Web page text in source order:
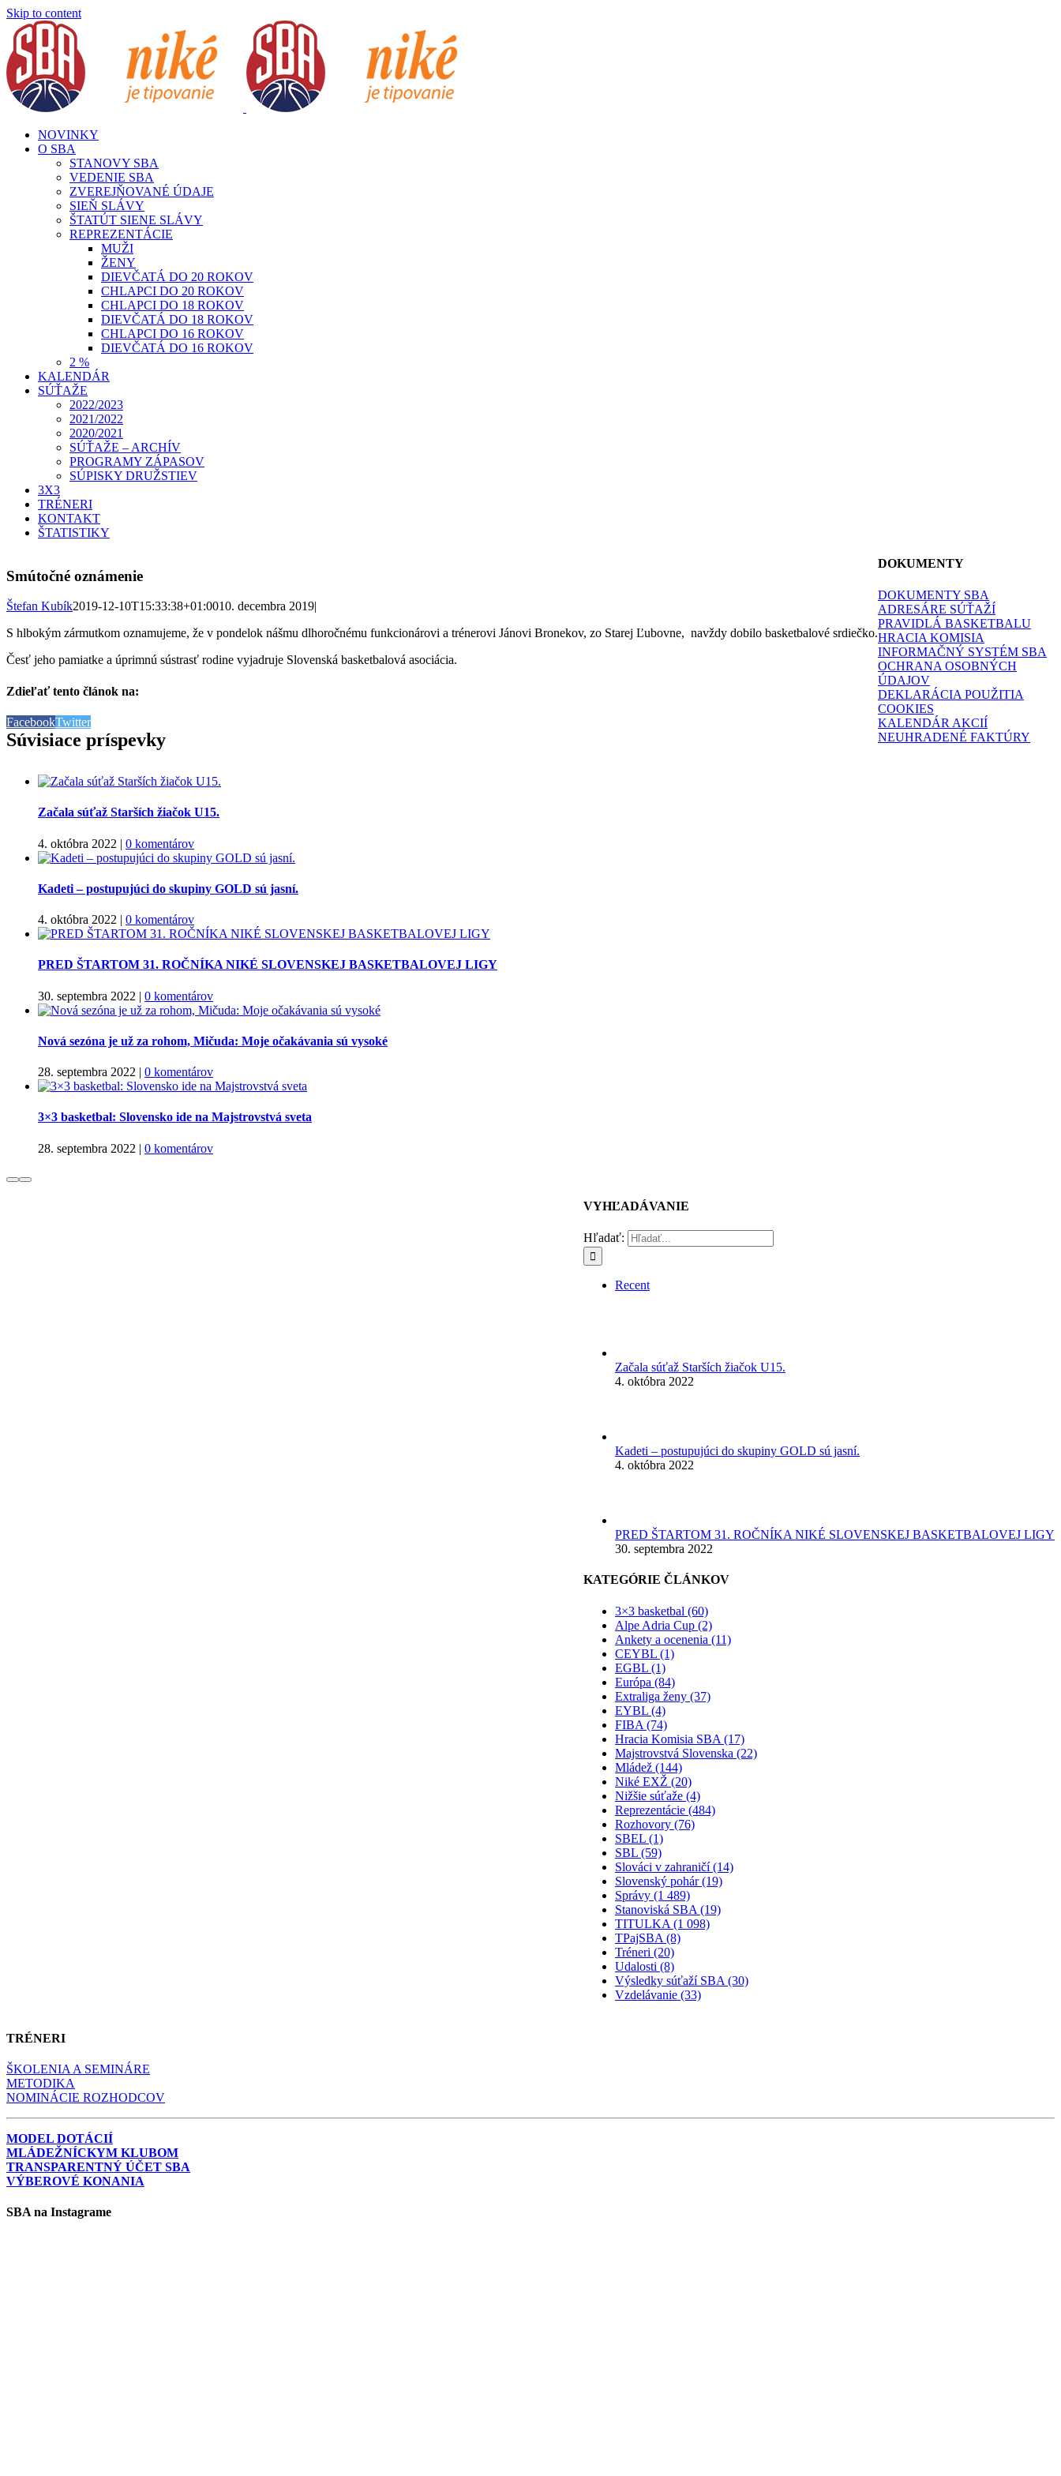
Skip to content
NOVINKY
O SBA
STANOVY SBA
VEDENIE SBA
ZVEREJŇOVANÉ ÚDAJE
SIEŇ SLÁVY
ŠTATÚT SIENE SLÁVY
REPREZENTÁCIE
MUŽI
ŽENY
DIEVČATÁ DO 20 ROKOV
CHLAPCI DO 20 ROKOV
CHLAPCI DO 18 ROKOV
DIEVČATÁ DO 18 ROKOV
CHLAPCI DO 16 ROKOV
DIEVČATÁ DO 16 ROKOV
2 %
KALENDÁR
SÚŤAŽE
2022/2023
2021/2022
2020/2021
SÚŤAŽE – ARCHÍV
PROGRAMY ZÁPASOV
SÚPISKY DRUŽSTIEV
3X3
TRÉNERI
KONTAKT
ŠTATISTIKY
Smútočné oznámenie
Štefan Kubík2019-12-10T15:33:38+01:0010. decembra 2019|
S hlbokým zármutkom oznamujeme, že v pondelok nášmu dlhoročnému funkcionárovi a trénerovi Jánovi Bronekov, zo Starej Ľubovne, navždy dobilo basketbalové srdiečko.
Česť jeho pamiatke a úprimnú sústrasť rodine vyjadruje Slovenská basketbalová asociácia.
Zdieľať tento článok na:
FacebookTwitter
Súvisiace príspevky
Začala súťaž Starších žiačok U15.
4. októbra 2022 | 0 komentárov
Kadeti – postupujúci do skupiny GOLD sú jasní.
4. októbra 2022 | 0 komentárov
PRED ŠTARTOM 31. ROČNÍKA NIKÉ SLOVENSKEJ BASKETBALOVEJ LIGY
30. septembra 2022 | 0 komentárov
Nová sezóna je už za rohom, Mičuda: Moje očakávania sú vysoké
28. septembra 2022 | 0 komentárov
3×3 basketbal: Slovensko ide na Majstrovstvá sveta
28. septembra 2022 | 0 komentárov
VYHĽADÁVANIE
Hľadať:
Recent
Začala súťaž Starších žiačok U15.
4. októbra 2022
Kadeti – postupujúci do skupiny GOLD sú jasní.
4. októbra 2022
PRED ŠTARTOM 31. ROČNÍKA NIKÉ SLOVENSKEJ BASKETBALOVEJ LIGY
30. septembra 2022
KATEGÓRIE ČLÁNKOV
3×3 basketbal (60)
Alpe Adria Cup (2)
Ankety a ocenenia (11)
CEYBL (1)
EGBL (1)
Európa (84)
Extraliga ženy (37)
EYBL (4)
FIBA (74)
Hracia Komisia SBA (17)
Majstrovstvá Slovenska (22)
Mládež (144)
Niké EXŽ (20)
Nižšie súťaže (4)
Reprezentácie (484)
Rozhovory (76)
SBEL (1)
SBL (59)
Slováci v zahraničí (14)
Slovenský pohár (19)
Správy (1 489)
Stanoviská SBA (19)
TITULKA (1 098)
TPajSBA (8)
Tréneri (20)
Udalosti (8)
Výsledky súťaží SBA (30)
Vzdelávanie (33)
DOKUMENTY
DOKUMENTY SBA
ADRESÁRE SÚŤAŽÍ
PRAVIDLÁ BASKETBALU
HRACIA KOMISIA
INFORMAČNÝ SYSTÉM SBA
OCHRANA OSOBNÝCH
ÚDAJOV
DEKLARÁCIA POUŽITIA
COOKIES
KALENDÁR AKCIÍ
NEUHRADENÉ FAKTÚRY
TRÉNERI
ŠKOLENIA A SEMINÁRE
METODIKA
NOMINÁCIE ROZHODCOV
MODEL DOTÁCIÍ
MLÁDEŽNÍCKYM KLUBOM
TRANSPARENTNÝ ÚČET SBA
VÝBEROVÉ KONANIA
SBA na Instagrame